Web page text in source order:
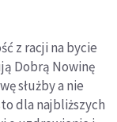
z racji na bycie
Dobrą Nowinę
służby a nie
dla najbliższych